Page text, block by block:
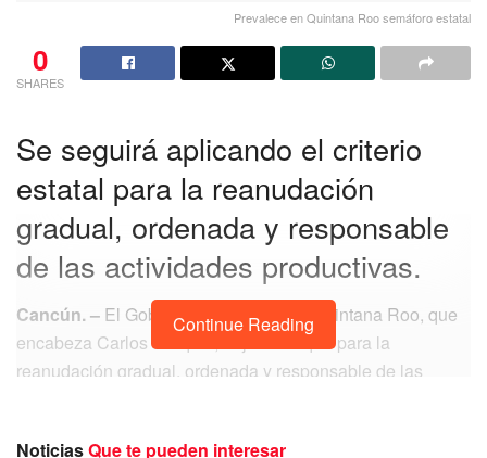
Prevalece en Quintana Roo semáforo estatal
0
SHARES
Se seguirá aplicando el criterio
estatal para la reanudación
gradual, ordenada y responsable
de las actividades productivas.
Cancún. – El Gobierno del Estado de Quintana Roo, que
encabeza Carlos Joaquín, dejó claro que para la
reanudación gradual, ordenada y responsable de las
Continue Reading
NoticiasQue te pueden interesar